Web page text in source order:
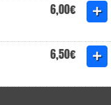
6,00€
6,50€